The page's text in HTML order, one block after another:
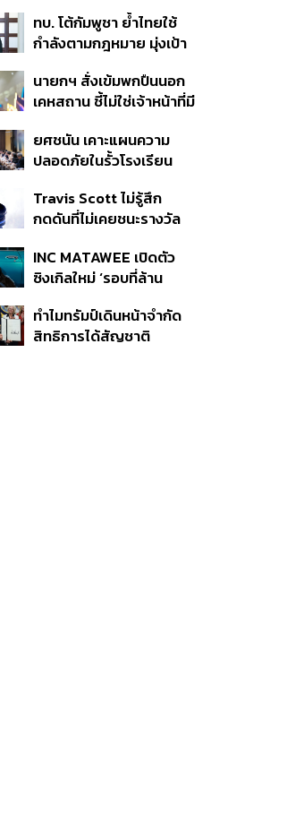
ครั้ง ตลอด 10 ปีที่ผ่านมา
ทบ. โต้กัมพูชา ย้ำไทยใช้
กำลังตามกฎหมาย มุ่งเป้า
หายไทยไม่อาจลบด้วย
ข้อมูลบิดเบือน
นายกฯ สั่งเข้มพกปืนนอก
เคหสถาน ชี้ไม่ใช่เจ้าหน้าที่มี
ก่อเหตุ เจ้าของร่วมรับผิด
ยศชนัน เคาะแผนความ
ปลอดภัยในรั้วโรงเรียน
ดูแล-คุมเข้มคัดกรองสิ่ง
ผิดกฎหมาย
Travis Scott ไม่รู้สึก
กดดันที่ไม่เคยชนะรางวัล
แล้ว 10 ครั้ง
INC MATAWEE เปิดตัว
ซิงเกิลใหม่ ‘รอบที่ล้าน
มาแสดงในมิวสิกวิดีโอ
ทำไมทรัมป์เดินหน้าจำกัด
สิทธิการได้สัญชาติ